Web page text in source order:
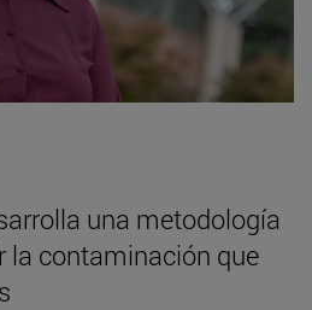
una metodología
la contaminación que